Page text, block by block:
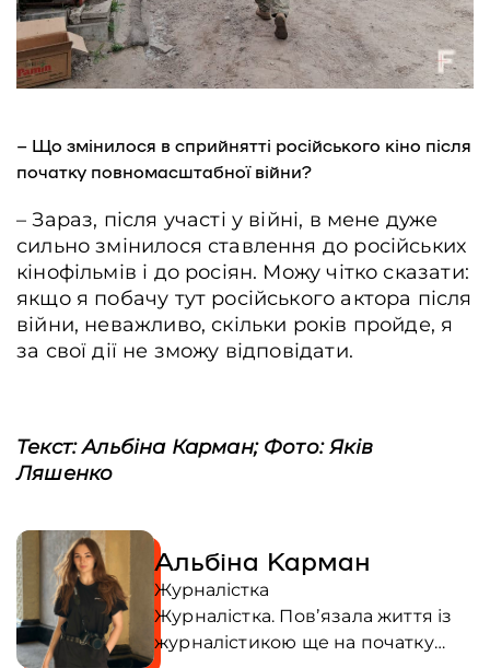
– Що змінилося в сприйнятті російського кіно після
початку повномасштабної війни?
– Зараз, після участі у війні, в мене дуже
сильно змінилося ставлення до російських
кінофільмів і до росіян. Можу чітко сказати:
якщо я побачу тут російського актора після
війни, неважливо, скільки років пройде, я
за свої дії не зможу відповідати.
Текст: Альбіна Карман; Фото: Яків
Ляшенко
Альбіна Карман
Журналістка
Журналістка. Повʼязала життя із
журналістикою ще на початку